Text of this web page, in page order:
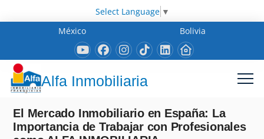
Select Language ▼
México
Bolivia
Alfa Inmobiliaria
El Mercado Inmobiliario en España: La
Importancia de Trabajar con Profesionales